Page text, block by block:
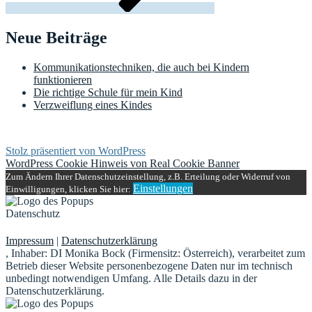
Neue Beiträge
Kommunikationstechniken, die auch bei Kindern
funktionieren
Die richtige Schule für mein Kind
Verzweiflung eines Kindes
Stolz präsentiert von WordPress
WordPress Cookie Hinweis von Real Cookie Banner
Zum Ändern Ihrer Datenschutzeinstellung, z.B. Erteilung oder Widerruf von
Einwilligungen, klicken Sie hier: Einstellungen
Datenschutz
Impressum | Datenschutzerklärung
, Inhaber: DI Monika Bock (Firmensitz: Österreich), verarbeitet zum
Betrieb dieser Website personenbezogene Daten nur im technisch
unbedingt notwendigen Umfang. Alle Details dazu in der
Datenschutzerklärung.